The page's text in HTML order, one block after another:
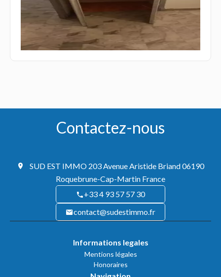
Contactez-nous
SUD EST IMMO 203 Avenue Aristide Briand06190
Roquebrune-Cap-Martin France
+33 4 93 57 57 30
contact@sudestimmo.fr
Informations legales
Mentions légales
Honoraires